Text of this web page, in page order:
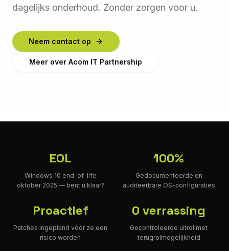
dagelijks onderhoud. Zonder zorgen voor u.
Neem contact op
Meer over Acom IT Partnership
EOL
Windows 10 end-of-life
oktober 2025 — bent u klaar?
100%
Gedocumenteerde en
auditeerbare OS-configuraties
Proactief
Patches ingepland vóór ze een
risico worden
0 verrassing
Gecontroleerde uitrol met
terugrolmogelijkheid